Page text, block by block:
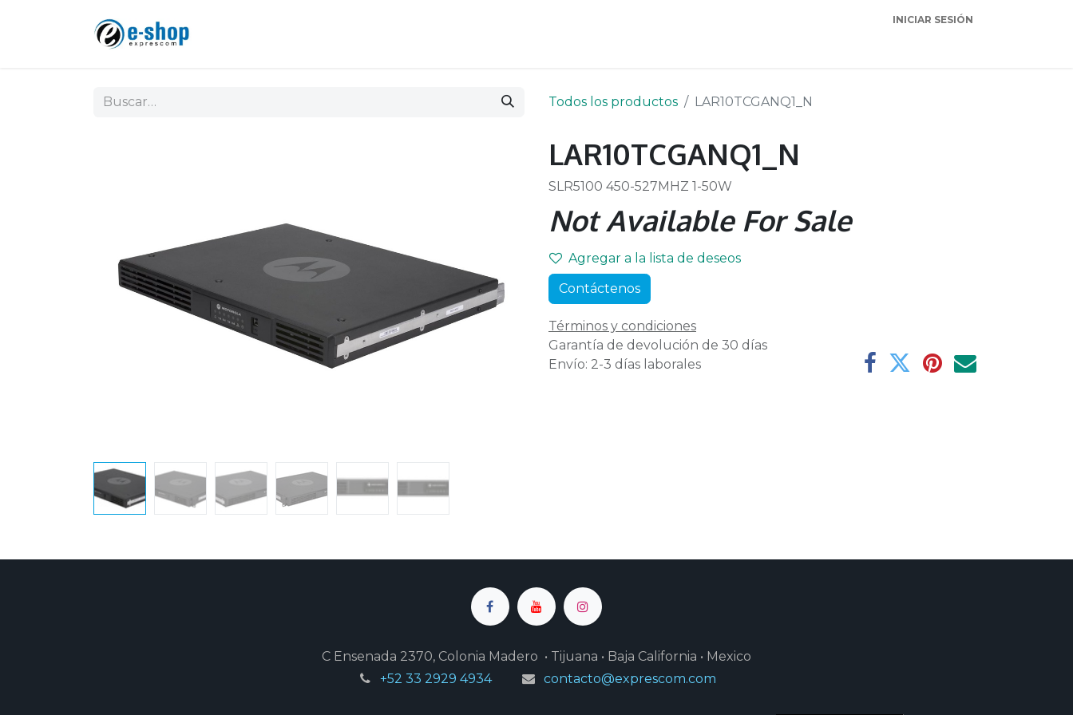
INICIAR SESIÓN
Todos los productos LAR10TCGANQ1_N
LAR10TCGANQ1_N
SLR5100 450-527MHZ 1-50W
Not Available For Sale
Agregar a la lista de deseos
Contáctenos
Términos y condiciones
Garantía de devolución de 30 días
Envío: 2-3 días laborales
C Ensenada 2370, Colonia Madero • Tijuana • Baja California • Mexico
+52 33 2929 4934
contacto@exprescom.com